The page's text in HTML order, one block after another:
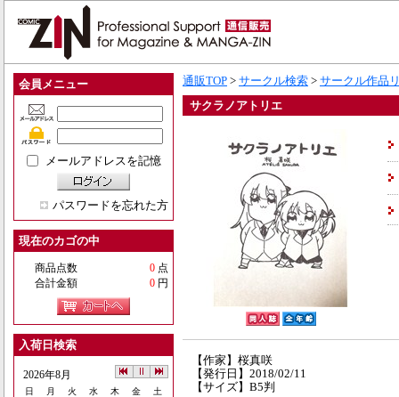
会員メニュー
メールアドレスを記憶
パスワードを忘れた方
現在のカゴの中
商品点数 0 点
合計金額
0 円
入荷日検索
2026年8月
日 月 火 水 木 金 土
通販TOP > サークル検索 > サークル作品
サクラノアトリエ
【作家】桜真咲
【発行日】2018/02/11
【サイズ】B5判